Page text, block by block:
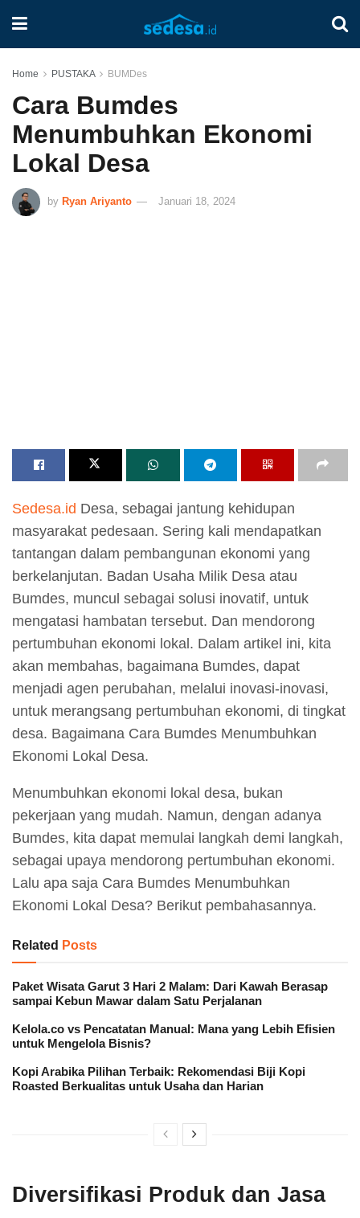
Home PUSTAKA BUMDes
Cara Bumdes
Menumbuhkan Ekonomi
Lokal Desa
by Ryan Ariyanto Januari 18, 2024
Sedesa.id Desa, sebagai jantung kehidupan
masyarakat pedesaan. Sering kali mendapatkan
tantangan dalam pembangunan ekonomi yang
berkelanjutan. Badan Usaha Milik Desa atau
Bumdes, muncul sebagai solusi inovatif, untuk
mengatasi hambatan tersebut. Dan mendorong
pertumbuhan ekonomi lokal. Dalam artikel ini, kita
akan membahas, bagaimana Bumdes, dapat
menjadi agen perubahan, melalui inovasi-inovasi,
untuk merangsang pertumbuhan ekonomi, di tingkat
desa. Bagaimana Cara Bumdes Menumbuhkan
Ekonomi Lokal Desa.
Menumbuhkan ekonomi lokal desa, bukan
pekerjaan yang mudah. Namun, dengan adanya
Bumdes, kita dapat memulai langkah demi langkah,
sebagai upaya mendorong pertumbuhan ekonomi.
Lalu apa saja Cara Bumdes Menumbuhkan
Ekonomi Lokal Desa? Berikut pembahasannya.
Related Posts
Paket Wisata Garut 3 Hari 2 Malam: Dari Kawah Berasap
sampai Kebun Mawar dalam Satu Perjalanan
Kelola.co vs Pencatatan Manual: Mana yang Lebih Efisien
untuk Mengelola Bisnis?
Kopi Arabika Pilihan Terbaik: Rekomendasi Biji Kopi
Roasted Berkualitas untuk Usaha dan Harian
Diversifikasi Produk dan Jasa